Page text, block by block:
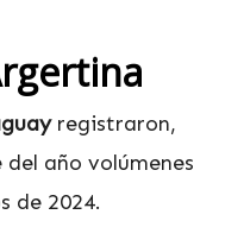
registraron,
año volúmenes
de 2024.